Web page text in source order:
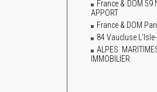
France & DOM 59
APPORT
France & DOM
84 Vaucluse
ALPES
IMMOBILIER